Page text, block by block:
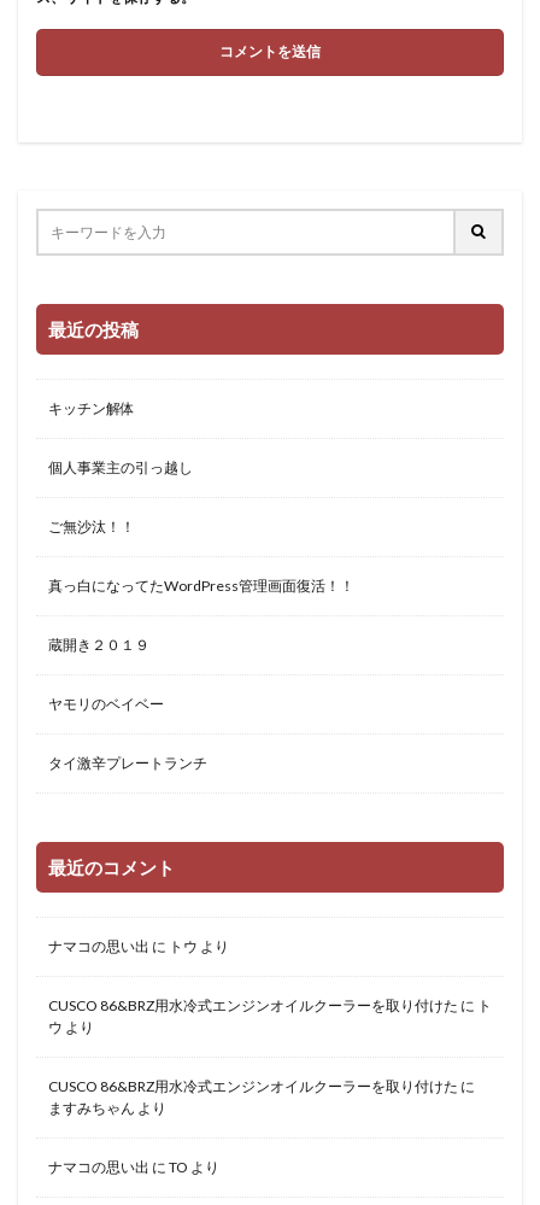
最近の投稿
キッチン解体
個人事業主の引っ越し
ご無沙汰！！
真っ白になってたWordPress管理画面復活！！
蔵開き２０１９
ヤモリのベイベー
タイ激辛プレートランチ
最近のコメント
ナマコの思い出 に トウ より
CUSCO 86&BRZ用水冷式エンジンオイルクーラーを取り付けた に ト
ウ より
CUSCO 86&BRZ用水冷式エンジンオイルクーラーを取り付けた に
ますみちゃん より
ナマコの思い出 に TO より